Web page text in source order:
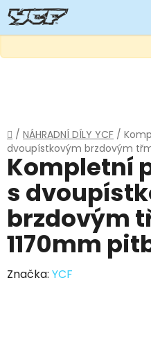
Domů
/ NÁHRADNÍ DÍLY YCF /
dvoupístkovým brzdovým
Kompletní
s
brzdovým
1170mm
Značka: YCF